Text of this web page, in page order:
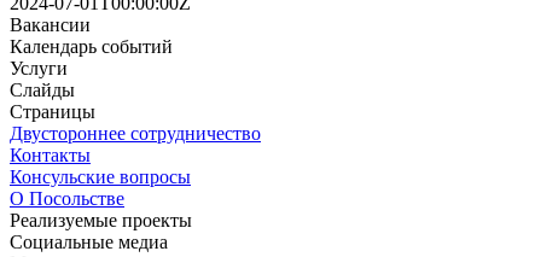
Вакансии
Календарь событий
Услуги
Слайды
Страницы
Двустороннее сотрудничество
Контакты
Консульские вопросы
О Посольстве
Реализуемые проекты
Социальные медиа